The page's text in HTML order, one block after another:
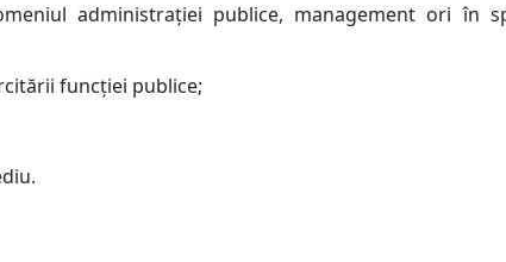
administraţiei publice, management ori în
funcţiei publice;